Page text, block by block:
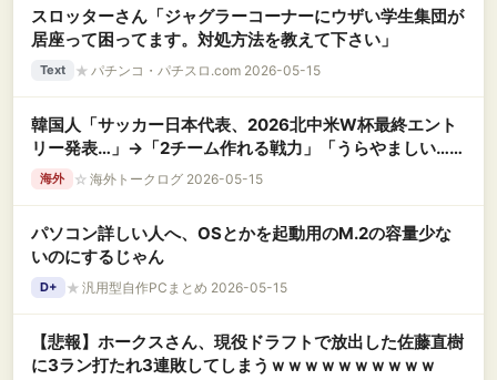
スロッターさん「ジャグラーコーナーにウザい学生集団が
居座って困ってます。対処方法を教えて下さい」
Text ★ パチンコ・パチスロ.com 2026-05-15
韓国人「サッカー日本代表、2026北中米W杯最終エント
リー発表…」→「2チーム作れる戦力」「うらやましい…
（ﾌﾞﾙﾌﾞﾙ」＝韓国の反応
海外 ☆ 海外トークログ 2026-05-15
パソコン詳しい人へ、OSとかを起動用のM.2の容量少な
いのにするじゃん
D+ ★ 汎用型自作PCまとめ 2026-05-15
【悲報】ホークスさん、現役ドラフトで放出した佐藤直樹
に3ラン打たれ3連敗してしまうｗｗｗｗｗｗｗｗｗｗ